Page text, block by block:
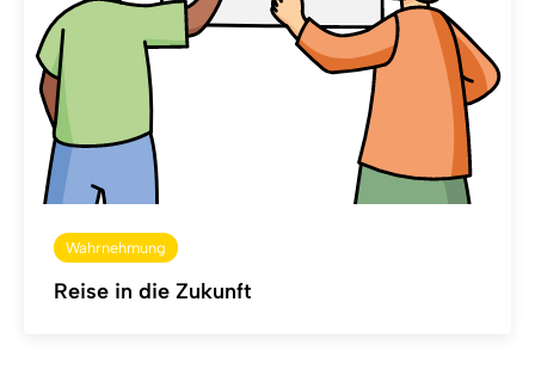
Wahrnehmung
Reise in die Zukunft